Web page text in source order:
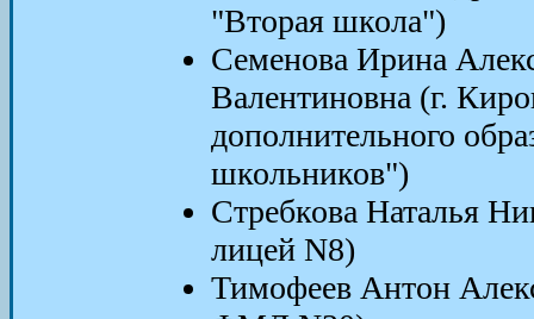
"Вторая школа")
Семенова Ирина
Валентиновна (г.
дополнительного
школьников")
Стребкова Наталья
лицей N8)
Тимофеев Антон